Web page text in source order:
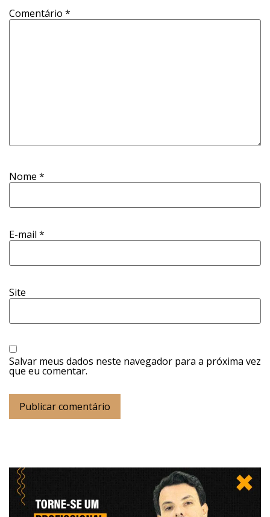
Comentário *
Nome *
E-mail *
Site
Salvar meus dados neste navegador para a próxima vez
que eu comentar.